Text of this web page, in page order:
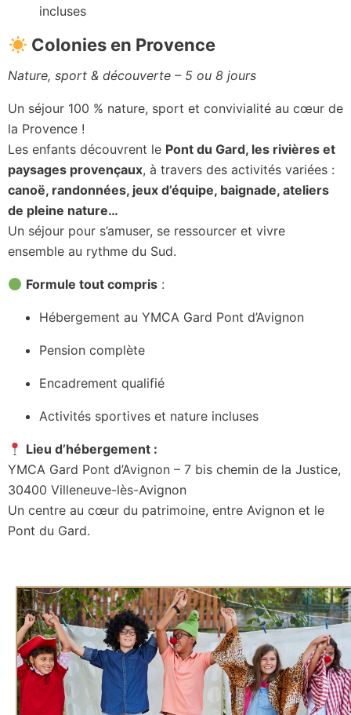
incluses
Colonies en Provence
Nature, sport & découverte – 5 ou 8 jours
Un séjour 100 % nature, sport et convivialité au cœur de
la Provence !
Les enfants découvrent le Pont du Gard, les rivières et
paysages provençaux, à travers des activités variées :
canoë, randonnées, jeux d’équipe, baignade, ateliers
de pleine nature…
Un séjour pour s’amuser, se ressourcer et vivre
ensemble au rythme du Sud.
Formule tout compris :
Hébergement au YMCA Gard Pont d’Avignon
Pension complète
Encadrement qualifié
Activités sportives et nature incluses
Lieu d’hébergement :
YMCA Gard Pont d’Avignon – 7 bis chemin de la Justice,
30400 Villeneuve-lès-Avignon
Un centre au cœur du patrimoine, entre Avignon et le
Pont du Gard.